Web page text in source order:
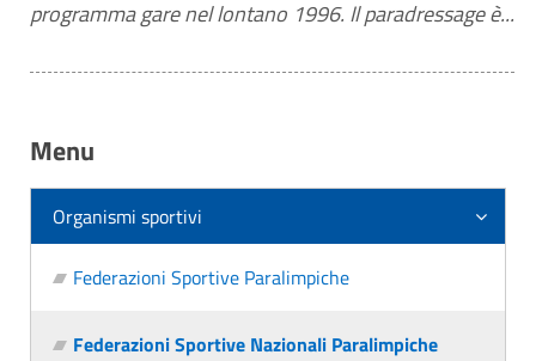
programma gare nel lontano 1996. Il paradressage è...
Menu
Organismi sportivi
Federazioni Sportive Paralimpiche
Federazioni Sportive Nazionali Paralimpiche